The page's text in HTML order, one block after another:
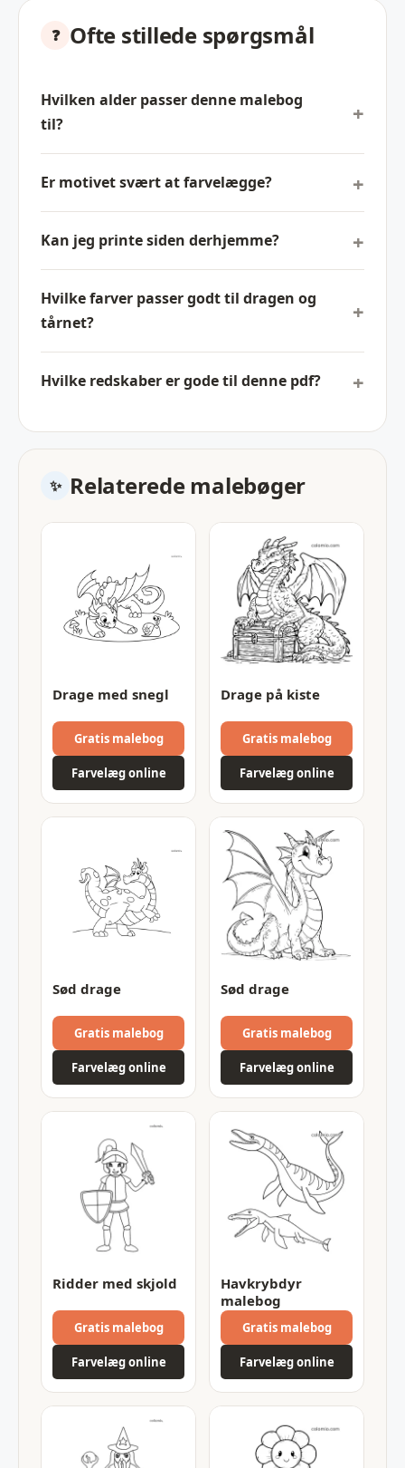
Ofte stillede spørgsmål
Hvilken alder passer denne malebog
til?
Er motivet svært at farvelægge?
Kan jeg printe siden derhjemme?
Hvilke farver passer godt til dragen og
tårnet?
Hvilke redskaber er gode til denne pdf?
Relaterede malebøger
Drage med snegl
Gratis malebog
Farvelæg online
Drage på kiste
Gratis malebog
Farvelæg online
Sød drage
Gratis malebog
Farvelæg online
Sød drage
Gratis malebog
Farvelæg online
Ridder med skjold
Gratis malebog
Farvelæg online
Havkrybdyr
malebog
Gratis malebog
Farvelæg online